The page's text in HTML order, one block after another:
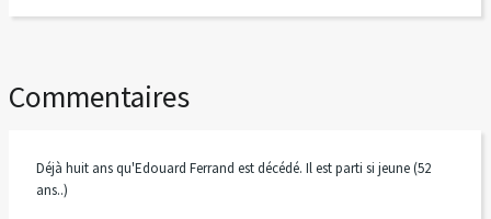
Commentaires
Déjà huit ans qu'Edouard Ferrand est décédé. Il est parti si jeune (52
ans..)